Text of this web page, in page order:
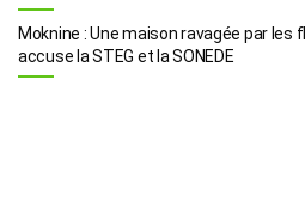
Moknine : Une maison ravagée par les
accuse la STEG et la SONEDE